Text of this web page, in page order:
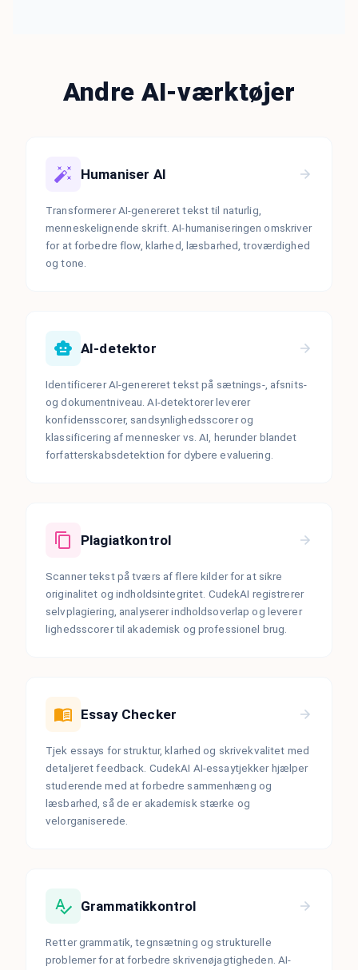
Andre AI-værktøjer
Humaniser AI
Transformerer AI-genereret tekst til naturlig,
menneskelignende skrift. AI-humaniseringen omskriver
for at forbedre flow, klarhed, læsbarhed, troværdighed
og tone.
AI-detektor
Identificerer AI-genereret tekst på sætnings-, afsnits-
og dokumentniveau. AI-detektorer leverer
konfidensscorer, sandsynlighedsscorer og
klassificering af mennesker vs. AI, herunder blandet
forfatterskabsdetektion for dybere evaluering.
Plagiatkontrol
Scanner tekst på tværs af flere kilder for at sikre
originalitet og indholdsintegritet. CudekAI registrerer
selvplagiering, analyserer indholdsoverlap og leverer
lighedsscorer til akademisk og professionel brug.
Essay Checker
Tjek essays for struktur, klarhed og skrivekvalitet med
detaljeret feedback. CudekAI AI-essaytjekker hjælper
studerende med at forbedre sammenhæng og
læsbarhed, så de er akademisk stærke og
velorganiserede.
Grammatikkontrol
Retter grammatik, tegnsætning og strukturelle
problemer for at forbedre skrivenøjagtigheden. AI-